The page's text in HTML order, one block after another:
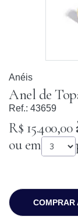
Anéis
Anel de
Ref.: 43659
R$ 15.400,00
ou em
COMPRAR